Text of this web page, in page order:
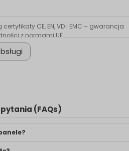
CE, EN, VD i EMC – gwarancja
z normami UE.
(FAQs)